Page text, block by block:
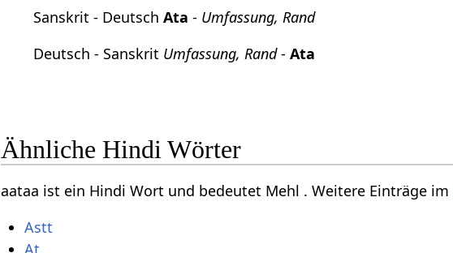
Sanskrit - DeutschAta - Umfassung, Rand
Deutsch - Sanskrit Umfassung, Rand-Ata
Ähnliche Hindi Wörter
aataa ist ein Hindi Wort und bedeutet Mehl . Weitere Einträge im
Astt
At